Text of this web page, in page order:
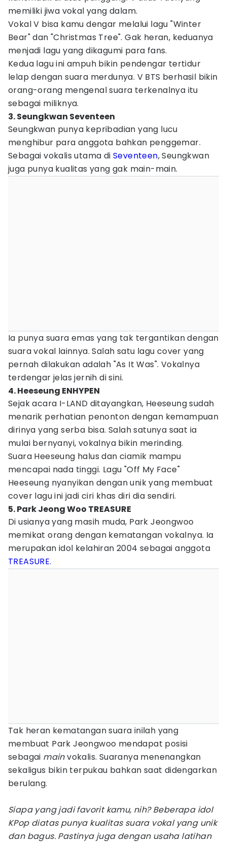
memiliki jiwa vokal yang dalam.
Vokal V bisa kamu dengar melalui lagu "Winter
Bear" dan "Christmas Tree". Gak heran, keduanya
menjadi lagu yang dikagumi para fans.
Kedua lagu ini ampuh bikin pendengar tertidur
lelap dengan suara merdunya. V BTS berhasil bikin
orang-orang mengenal suara terkenalnya itu
sebagai miliknya.
3. Seungkwan Seventeen
Seungkwan punya kepribadian yang lucu
menghibur para anggota bahkan penggemar.
Sebagai vokalis utama di Seventeen, Seungkwan
juga punya kualitas yang gak main-main.
Ia punya suara emas yang tak tergantikan dengan
suara vokal lainnya. Salah satu lagu cover yang
pernah dilakukan adalah "As It Was". Vokalnya
terdengar jelas jernih di sini.
4. Heeseung ENHYPEN
Sejak acara I-LAND ditayangkan, Heeseung sudah
menarik perhatian penonton dengan kemampuan
dirinya yang serba bisa. Salah satunya saat ia
mulai bernyanyi, vokalnya bikin merinding.
Suara Heeseung halus dan ciamik mampu
mencapai nada tinggi. Lagu "Off My Face"
Heeseung nyanyikan dengan unik yang membuat
cover lagu ini jadi ciri khas diri dia sendiri.
5. Park Jeong Woo TREASURE
Di usianya yang masih muda, Park Jeongwoo
memikat orang dengan kematangan vokalnya. Ia
merupakan idol kelahiran 2004 sebagai anggota
TREASURE.
Tak heran kematangan suara inilah yang
membuat Park Jeongwoo mendapat posisi
sebagai mainvokalis. Suaranya menenangkan
sekaligus bikin terpukau bahkan saat didengarkan
berulang.
Siapa yang jadi favorit kamu, nih? Beberapa idol
KPop diatas punya kualitas suara vokal yang unik
dan bagus. Pastinya juga dengan usaha latihan